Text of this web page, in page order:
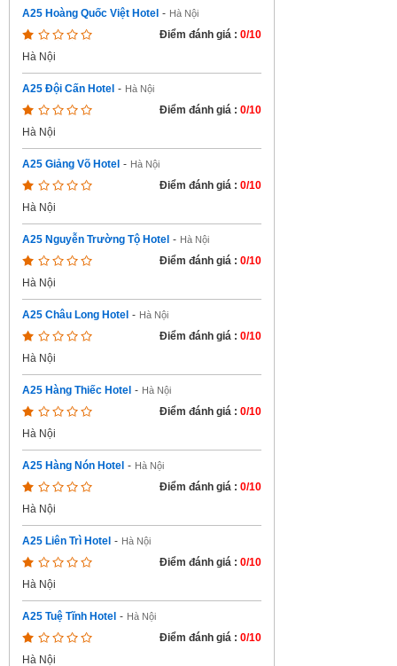
A25 Hoàng Quốc Việt Hotel - Hà Nội
Điểm đánh giá : 0/10
Hà Nội
A25 Đội Cấn Hotel - Hà Nội
Điểm đánh giá : 0/10
Hà Nội
A25 Giảng Võ Hotel - Hà Nội
Điểm đánh giá : 0/10
Hà Nội
A25 Nguyễn Trường Tộ Hotel - Hà Nội
Điểm đánh giá : 0/10
Hà Nội
A25 Châu Long Hotel - Hà Nội
Điểm đánh giá : 0/10
Hà Nội
A25 Hàng Thiếc Hotel - Hà Nội
Điểm đánh giá : 0/10
Hà Nội
A25 Hàng Nón Hotel - Hà Nội
Điểm đánh giá : 0/10
Hà Nội
A25 Liên Trì Hotel - Hà Nội
Điểm đánh giá : 0/10
Hà Nội
A25 Tuệ Tĩnh Hotel - Hà Nội
Điểm đánh giá : 0/10
Hà Nội